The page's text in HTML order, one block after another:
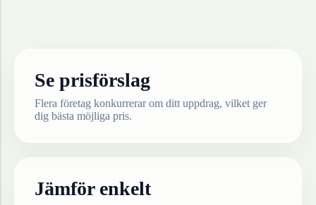
Se prisförslag
Flera företag konkurrerar om ditt uppdrag, vilket ger
dig bästa möjliga pris.
Jämför enkelt